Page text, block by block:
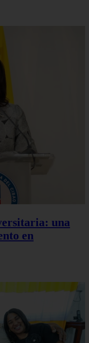
una
en